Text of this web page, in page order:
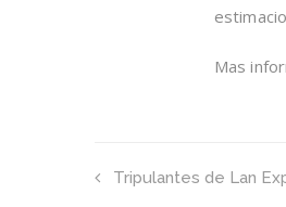
Mas
Tripulantes de Lan